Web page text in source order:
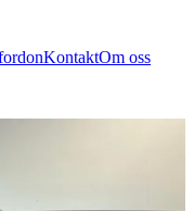
KontaktOm oss